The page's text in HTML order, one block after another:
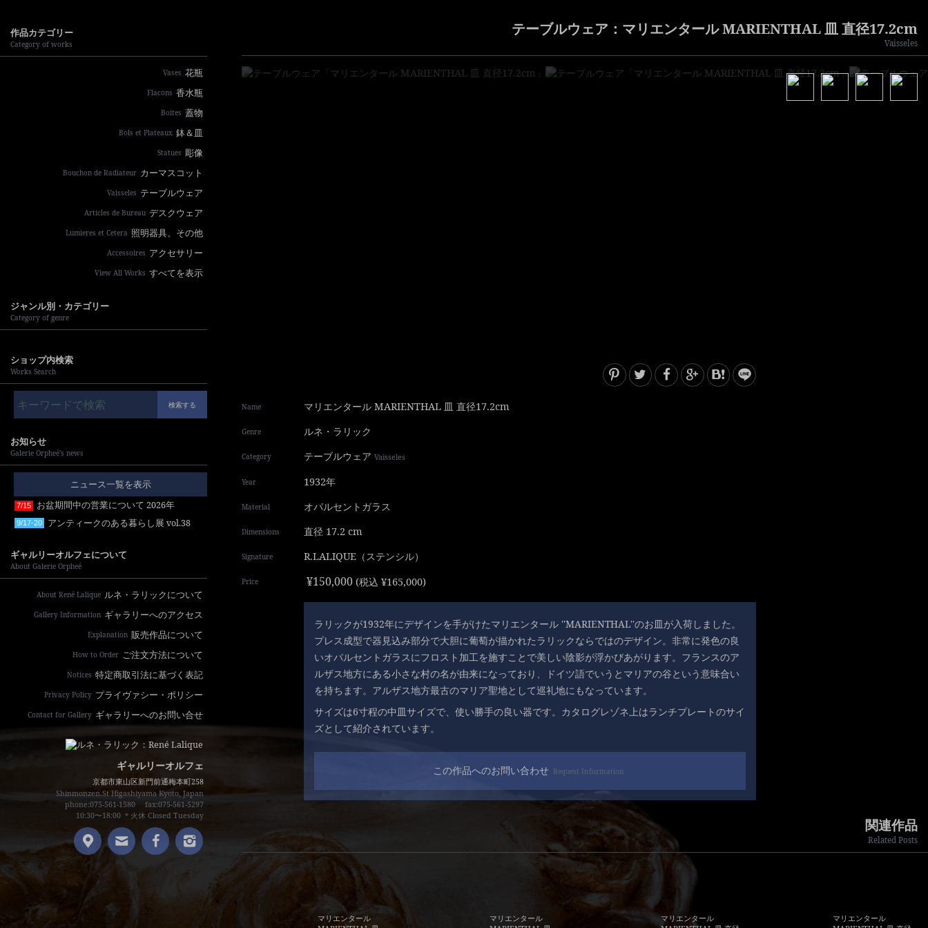
作品カテゴリー
Category of works
花瓶
Vases
香水瓶
Flacons
蓋物
Boites
鉢＆皿
Bols et Plateaux
彫像
Statues
カーマスコット
Bouchon de Radiateur
テーブルウェア
Vaisseles
デスクウェア
Articles de Bureau
照明器具、その他
Lumieres et Cetera
アクセサリー
Accessoires
すべてを表示
View All Works
ジャンル別・カテゴリー
Category of genre
ショップ内検索
Works Search
検索する
お知らせ
Galerie Orpheé's news
ニュース一覧を表示
7/15 お盆期間中の営業について 2026年
9/17-20 アンティークのある暮らし展 vol.38
ギャルリーオルフェについて
About Galerie Orpheé
ルネ・ラリックについて
About René Lalique
ギャラリーへのアクセス
Gallery Information
販売作品について
Explanation
ご注文方法について
How to Order
特定商取引法に基づく表記
Notices
プライヴァシー・ポリシー
Privacy Policy
ギャラリーへのお問い合せ
Contact for Gallery
ギャルリーオルフェ
京都市東山区新門前通梅本町258
Shinmonzen.St Higashiyama Kyoto, Japan
phone:075-561-1580
fax:075-561-5297
10:30〜18:00 ＊火休 Closed Tuesday
テーブルウェア：マリエンタール MARIENTHAL 皿 直径17.2cm
Vaisseles
Name マリエンタール MARIENTHAL 皿 直径17.2cm
Genre ルネ・ラリック
Category テーブルウェア Vaisseles
Year 1932年
Material オパルセントガラス
Dimensions 直径 17.2 cm
Signature R.LALIQUE（ステンシル）
Price ¥150,000 (税込 ¥165,000)
ラリックが1932年にデザインを手がけたマリエンタール ''MARIENTHAL''のお皿が入荷しました。
プレス成型で器見込み部分で大胆に葡萄が描かれたラリックならではのデザイン。非常に発色の良
いオパルセントガラスにフロスト加工を施すことで美しい陰影が浮かびあがります。フランスのア
ルザス地方にある小さな村の名が由来になっており、ドイツ語でいうとマリアの谷という意味合い
を持ちます。アルザス地方最古のマリア聖地として巡礼地にもなっています。
サイズは6寸程の中皿サイズで、使い勝手の良い器です。カタログレゾネ上はランチプレートのサイ
ズとして紹介されています。
この作品へのお問い合わせ Request Information
関連作品
Related Posts
マリエンタール
マリエンタール
マリエンタール
マリエンタール